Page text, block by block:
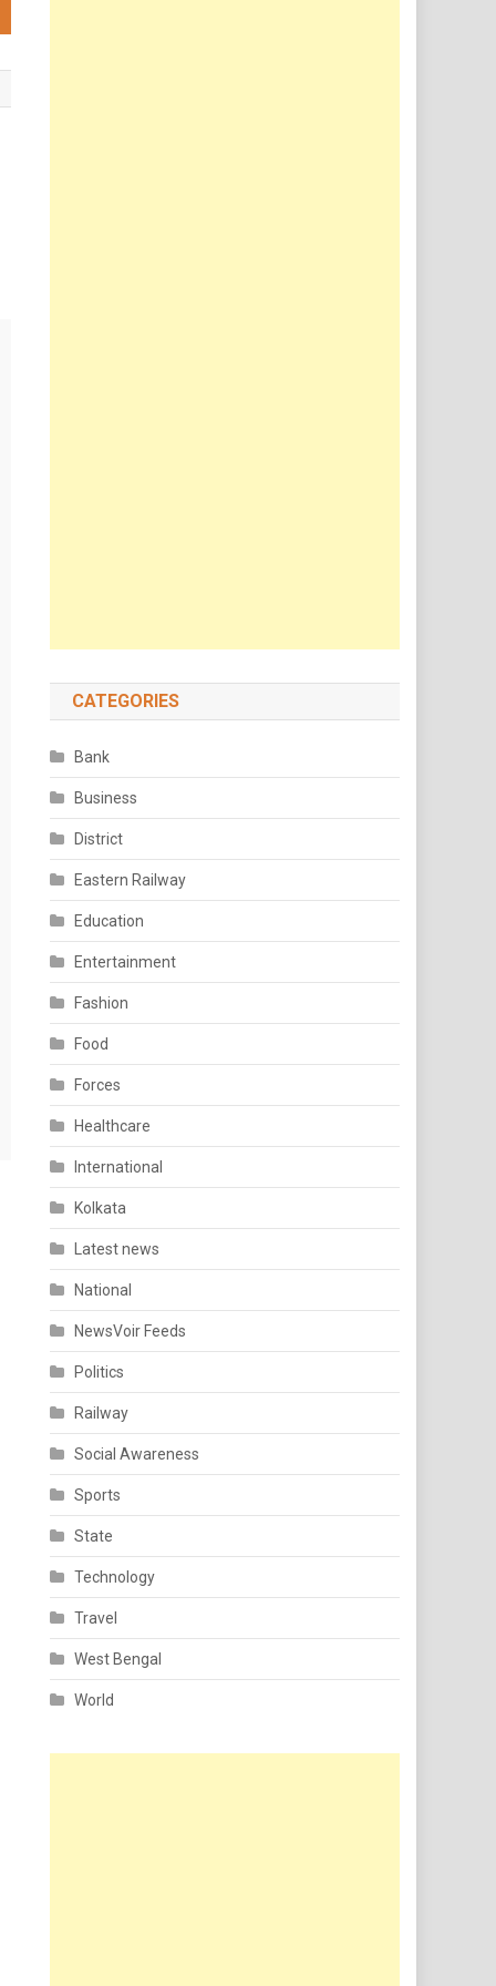
CATEGORIES
Bank
Business
District
Eastern Railway
Education
Entertainment
Fashion
Food
Forces
Healthcare
International
Kolkata
Latest news
National
NewsVoir Feeds
Politics
Railway
Social Awareness
Sports
State
Technology
Travel
West Bengal
World